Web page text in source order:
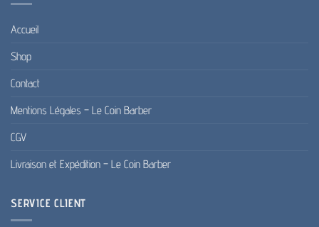
Accueil
Shop
Contact
Mentions Légales – Le Coin Barber
CGV
Livraison et Expédition – Le Coin Barber
SERVICE CLIENT